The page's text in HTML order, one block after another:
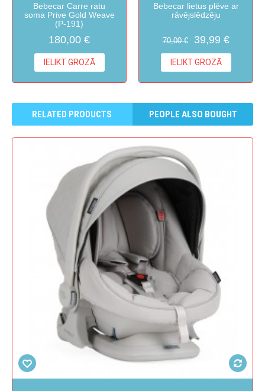
Bebecar Carre ratu
soma Prive Gold Weave
(P-191)
180,00 €
IELIKT GROZĀ
Bebecar lietus plēve ar
rāvējslēdzēju
70,00 € 39,99 €
IELIKT GROZĀ
RELATED PRODUCTS PEOPLE ALSO BOUGHT